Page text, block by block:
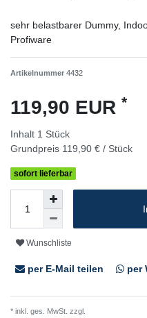
sehr belastbarer Dummy,
Profiware
Artikelnummer 4432
119,90 EUR *
Inhalt 1 Stück
Grundpreis 119,90 € / Stück
sofort lieferbar
Wunschliste
per E-Mail teilen per
* inkl. ges. MwSt. zzgl.